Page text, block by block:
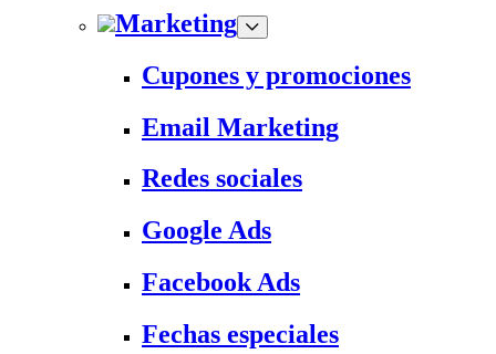
Marketing
Cupones y promociones
Email Marketing
Redes sociales
Google Ads
Facebook Ads
Fechas especiales